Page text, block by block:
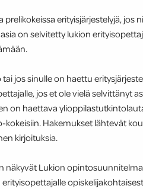
erityisjärjestelyjä, jos
on selvitetty lukion
jos sinulle on haettu
jos et ole vielä selvittänyt
on haettava
Hakemukset lähtevät
kirjoituksia.
näkyvät Lukion